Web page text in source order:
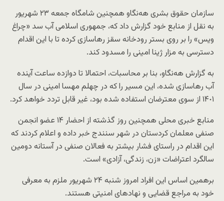
سازمان حقوق بشری هه‌نگاو همچنین شامگاه جمعه ۲۳ شهریور
به نقل از منابع خود گزارش داد که، جمهوری اسلامی آب سد «چراغ
ویس» را بر روی بستر رودخانه سقز رهاسازی کرده تا با این اقدام
دسترسی به مزار ژینا امینی را مسدود کند.
به گزارش هه‌نگاو، بنا بر محاسبات، احتمالا تا دوازده ساعت آینده
آب رهاسازی شده، این مسیر را که در چهلم مهسا امینی در سال
١۴٠١ از سوی معترضان استفاده شده بود، غیر قابل تردد خواهد کرد.
منابع خبری محلی همچنین روز گذشته از احضار ۱۴ عضو انجمن
صنفی معلمان کردستان در شهر سنندج خبر داده و اعلام کردند که
این اقدام در راستای فشار بیشتر به فعالان صنفی در آستانه دومین
سالگرد اعتراضات «زن، زندگی، آزادی» است.
برهمین اساس این افراد امروز شنبه ۲۴ شهریور ملزم به معرفی
خود به مراجع قضایی و نهادهای امنیتی هستند.